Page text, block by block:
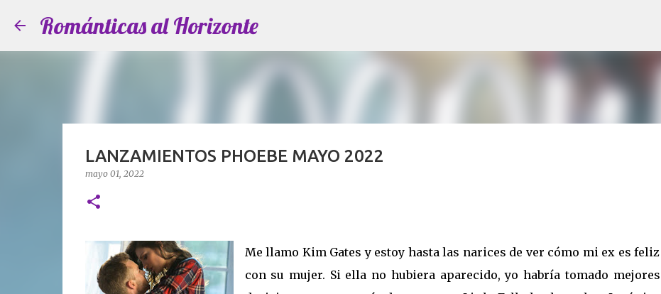
Románticas al Horizonte
LANZAMIENTOS PHOEBE MAYO 2022
mayo 01, 2022
Me llamo Kim Gates y estoy hasta las narices de ver cómo mi ex es feliz
con su mujer. Si ella no hubiera aparecido, yo habría tomado mejores